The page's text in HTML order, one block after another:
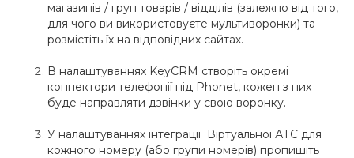
магазинів / груп товарів / відділів (залежно від того,
для чого ви використовуєте мультиворонки) та
розмістіть їх на відповідних сайтах.
В налаштуваннях KeyCRM створіть окремі
коннектори телефонії під Phonet, кожен з них
буде направляти дзвінки у свою воронку.
У налаштуваннях інтеграції Віртуальної АТС для
кожного номеру (або групи номерів) пропишіть